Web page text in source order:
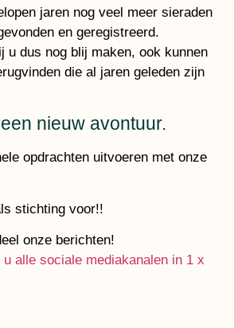
jaren nog veel meer sieraden
en geregistreerd.
u dus nog blij maken, ook kunnen
die al jaren geleden zijn
nieuw avontuur.
opdrachten uitvoeren met onze
stichting voor!!
onze berichten!
alle sociale mediakanalen in 1 x